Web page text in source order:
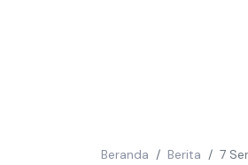
Beranda Berita 7